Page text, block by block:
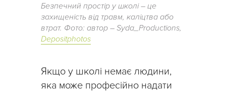
Безпечний простір у школі – це
захищеність від травм, каліцтва або
втрат. Фото: автор – Syda_Productions,
Depositphotos
Якщо у школі немає людини,
яка може професійно надати